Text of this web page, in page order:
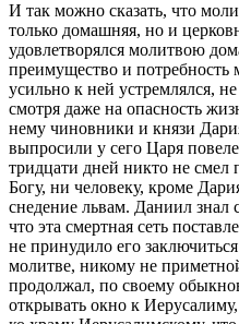
И так можно сказать, что
только домашняя, но и
удовлетворялся молитвою
преимущество и потребность
усильно к ней устремлялся,
смотря даже на опасность
нему чиновники и князи
выпросили у сего Царя
тридцати дней никто не
Богу, ни человеку, кроме
снедение львам. Даниил знал
что эта смертная сеть
не принудило его
молитве, никому не
продолжал, по своему
открывать окно к